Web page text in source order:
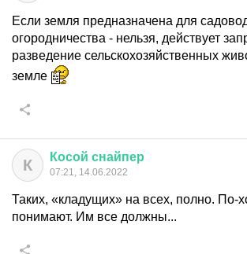
Если земля предназначена для
огородничества - нельзя, действует
разведение сельскохозяйственных
земле
К Косой снайпер
07:21, 14.06.2022
Таких, «кладущих» на всех, полно. По-
понимают. Им все должны...